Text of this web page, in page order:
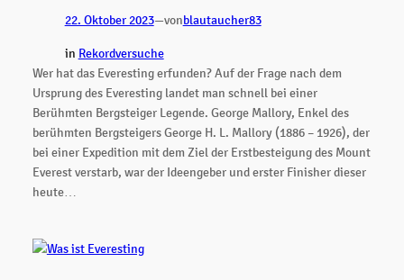
22. Oktober 2023—vonblautaucher83
in Rekordversuche
Wer hat das Everesting erfunden? Auf der Frage nach dem
Ursprung des Everesting landet man schnell bei einer
Berühmten Bergsteiger Legende. George Mallory, Enkel des
berühmten Bergsteigers George H. L. Mallory (1886 – 1926), der
bei einer Expedition mit dem Ziel der Erstbesteigung des Mount
Everest verstarb, war der Ideengeber und erster Finisher dieser
heute…